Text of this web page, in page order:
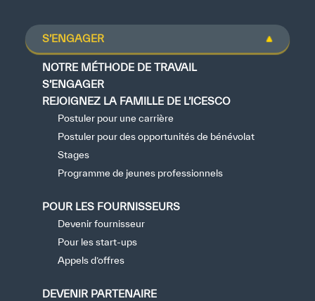
S’ENGAGER
NOTRE MÉTHODE DE TRAVAIL
S’ENGAGER
REJOIGNEZ LA FAMILLE DE L’ICESCO
Postuler pour une carrière
Postuler pour des opportunités de bénévolat
Stages
Programme de jeunes professionnels
POUR LES FOURNISSEURS
Devenir fournisseur
Pour les start-ups
Appels d’offres
DEVENIR PARTENAIRE